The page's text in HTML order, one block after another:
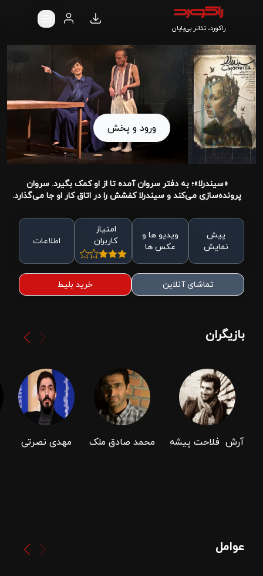
راکورد، تئاتر بی‌پایان
ورود و پخش
«سیندرلا»؛ به دفتر سروان آمده تا از او کمک بگیرد. سروان
پرونده‌سازی می‌کند و سیندرلا کفشش را در اتاق کار او جا می‌گذارد.
پیش
نمایش
ویدیو ها و
عکس ها
امتیاز
کاربران
اطلاعات
تماشای آنلاین خرید بلیط
بازیگران
آرش ‌ فلاحت ‌پیشه محمد صادق ملک مهدی نصرتی
عوامل